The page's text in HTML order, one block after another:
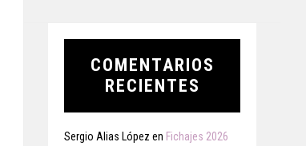
COMENTARIOS
RECIENTES
Sergio Alias López en Fichajes 2026